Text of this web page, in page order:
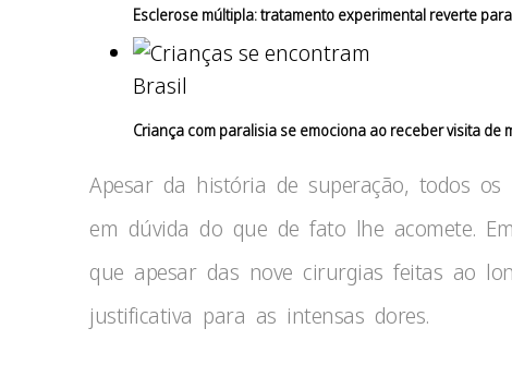
Esclerose múltipla: tratamento experimental reverte
Brasil
Criança com paralisia se emociona ao receber visita de
Apesar da história de superação, todos
em dúvida do que de fato lhe acomete.
que apesar das nove cirurgias feitas ao
justificativa para as intensas dores.